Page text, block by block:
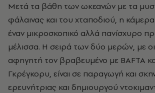
Μετά τα βάθη των ωκεανών με τα
φάλαινας και του χταποδιού, η
έναν μικροσκοπικό αλλά πανίσχυρο
μέλισσα. Η σειρά των δύο μερών, με
αφηγητή τον βραβευμένο με BAFTA
Γκρέγκορυ, είναι σε παραγωγή και
ερευνήτριας και δημιουργού